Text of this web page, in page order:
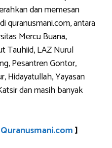
dan memesan
quranusmani.com, antara
Mercu Buana,
Tauhiid, LAZ Nurul
Pesantren Gontor,
Hidayatullah, Yayasan
dan masih banyak
]